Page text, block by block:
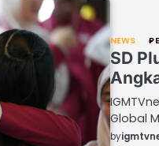
NEWS
SD
Global
by